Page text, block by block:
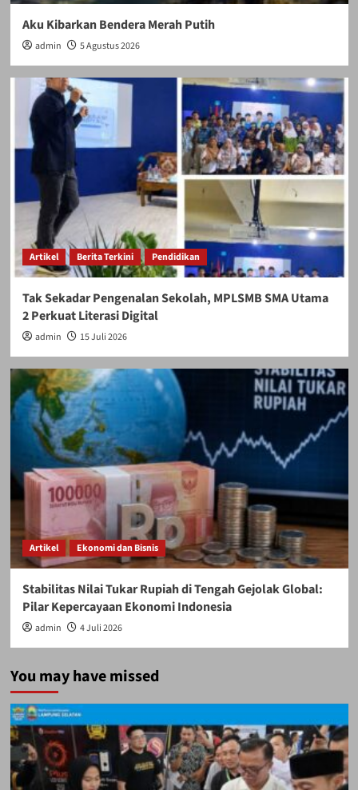
Aku Kibarkan Bendera Merah Putih
admin 5 Agustus 2026
Artikel Berita Terkini Pendidikan
Tak Sekadar Pengenalan Sekolah, MPLSMB SMA Utama
2 Perkuat Literasi Digital
admin 15 Juli 2026
Artikel Ekonomi dan Bisnis
Stabilitas Nilai Tukar Rupiah di Tengah Gejolak Global:
Pilar Kepercayaan Ekonomi Indonesia
admin 4 Juli 2026
You may have missed